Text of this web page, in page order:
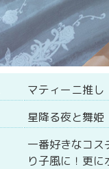
マティーニ推し
星降る夜と舞姫
一番好きなコ
り子風に！更